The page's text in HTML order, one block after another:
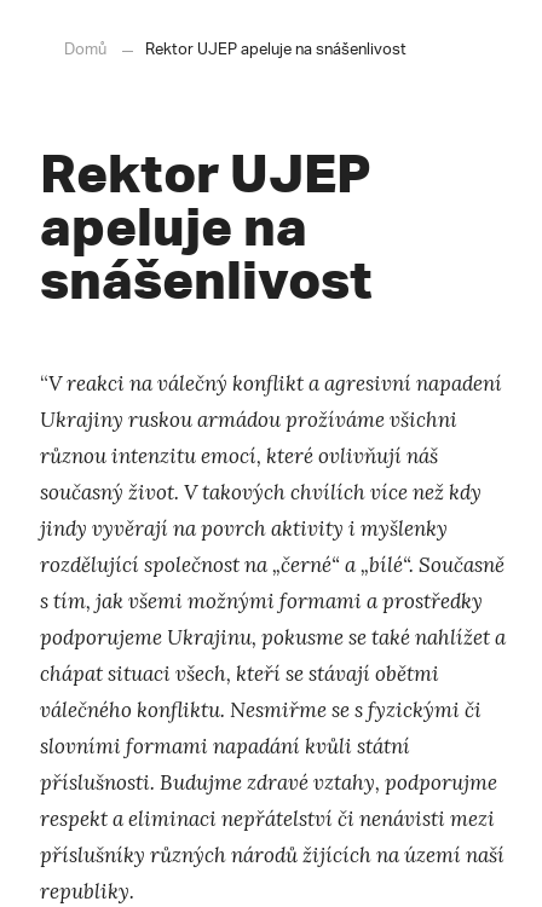
Domů Rektor UJEP apeluje na snášenlivost
Rektor UJEP
apeluje na
snášenlivost
“V reakci na válečný konflikt a agresivní napadení
Ukrajiny ruskou armádou prožíváme všichni
různou intenzitu emocí, které ovlivňují náš
současný život. V takových chvílích více než kdy
jindy vyvěrají na povrch aktivity i myšlenky
rozdělující společnost na „černé“ a „bílé“. Současně
s tím, jak všemi možnými formami a prostředky
podporujeme Ukrajinu, pokusme se také nahlížet a
chápat situaci všech, kteří se stávají obětmi
válečného konfliktu. Nesmiřme se s fyzickými či
slovními formami napadání kvůli státní
příslušnosti. Budujme zdravé vztahy, podporujme
respekt a eliminaci nepřátelství či nenávisti mezi
příslušníky různých národů žijících na území naší
republiky.